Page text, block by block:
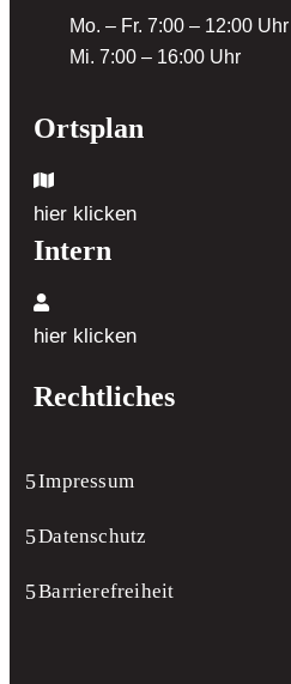
Mo. – Fr. 7:00 – 12:00 Uhr
Mi. 7:00 – 16:00 Uhr
Ortsplan
hier klicken
Intern
hier klicken
Rechtliches
Impressum
Datenschutz
Barrierefreiheit